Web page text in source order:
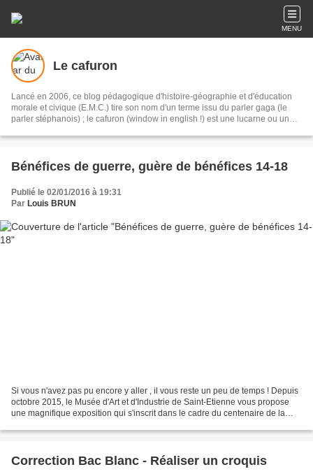
MENU
Le cafuron
Lancé en 2006, ce blog pédagogique d'histoire-géographie et d'éducation
morale et civique (E.M.C.) tire son nom d'un terme issu du parler gaga (le
parler stéphanois) ; le cafuron (window in english !) est une lucarne ou un
lycée Jacob Holtzer (Firminy- Loire) qu'à un public plus large. Bonne visite !
Bénéfices de guerre, guère de bénéfices 14-18
Publié le 02/01/2016 à 19:31
Par Louis BRUN
Si vous n'avez pas pu encore y aller , il vous reste un peu de temps ! Depuis
octobre 2015, le Musée d'Art et d'Industrie de Saint-Etienne vous propose
une magnifique exposition qui s'inscrit dans le cadre du centenaire de la
Correction Bac Blanc - Réaliser un croquis